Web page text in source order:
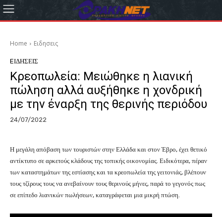
Home Eιδησεις
EΙΔΗΣΕΙΣ
Κρεοπωλεία: Μειώθηκε η λιανική
πώληση αλλά αυξήθηκε η χονδρική
με την έναρξη της θερινής περιόδου
24/07/2022
Η μεγάλη απόβαση των τουριστών στην Ελλάδα και στον Έβρο, έχει θετικό
αντίκτυπο σε αρκετούς κλάδους της τοπικής οικονομίας. Ειδικότερα, πέραν
των καταστημάτων της εστίασης και τα κρεοπωλεία της γειτονιάς, βλέπουν
τους τζίρους τους να ανεβαίνουν τους θερινούς μήνες, παρά το γεγονός πως
σε επίπεδο λιανικών πωλήσεων, καταγράφεται μια μικρή πτώση.